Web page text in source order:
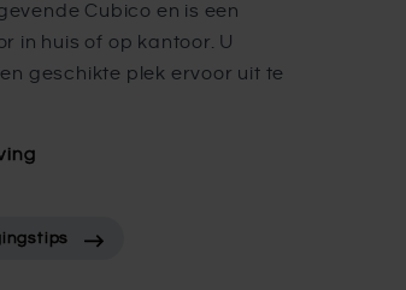
Cubico en is een
in huis of op kantoor. U
geschikte plek ervoor uit te